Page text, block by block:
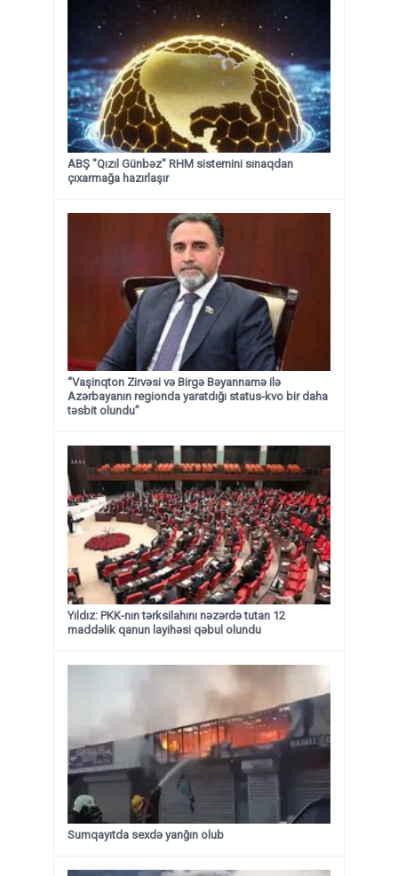
ABŞ "Qızıl Günbəz" RHM sistemini sınaqdan
çıxarmağa hazırlaşır
“Vaşinqton Zirvəsi və Birgə Bəyannamə ilə
Azərbayanın regionda yaratdığı status-kvo bir daha
təsbit olundu”
Yıldız: PKK-nın tərksilahını nəzərdə tutan 12
maddəlik qanun layihəsi qəbul olundu ​​​​​​​
Sumqayıtda sexdə yanğın olub